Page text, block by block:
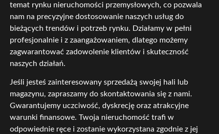
temat rynku nieruchomości przemysłowych, co pozwala
nam na precyzyjne dostosowanie naszych usług do
bieżących trendów i potrzeb rynku. Działamy w pełni
profesjonalnie i z zaangażowaniem, dlatego możemy
zagwarantować zadowolenie klientów i skuteczność
naszych działań.
Jeśli jesteś zainteresowany sprzedażą swojej hali lub
magazynu, zapraszamy do skontaktowania się z nami.
Gwarantujemy uczciwość, dyskrecję oraz atrakcyjne
warunki finansowe. Twoja nieruchomość trafi w
odpowiednie ręce i zostanie wykorzystana zgodnie z jej